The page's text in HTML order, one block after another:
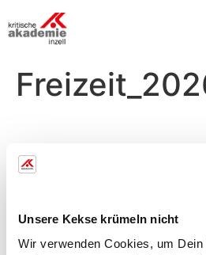
Unsere Kekse krümeln nicht
Wir verwenden Cookies, um
Körper in